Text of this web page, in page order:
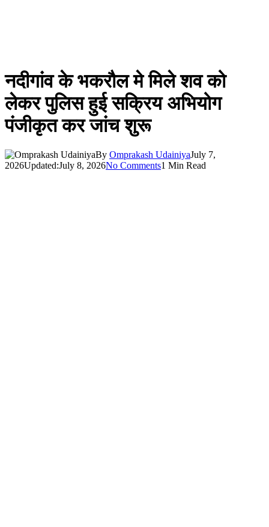
नदीगांव के भकरौल मे मिले शव को
लेकर पुलिस हुई सक्रिय अभियोग
पंजीकृत कर जांच शुरू
By Omprakash UdainiyaJuly 7,
2026Updated:July 8, 2026No Comments1 Min Read